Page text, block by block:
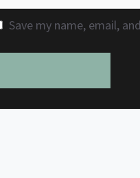
Save my name, email,